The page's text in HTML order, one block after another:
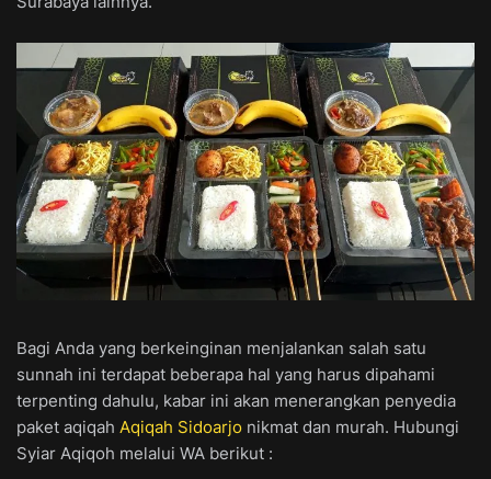
Bagi Anda yang berkeinginan menjalankan salah satu
sunnah ini terdapat beberapa hal yang harus dipahami
terpenting dahulu, kabar ini akan menerangkan penyedia
paket aqiqah Aqiqah Sidoarjo nikmat dan murah. Hubungi
Syiar Aqiqoh melalui WA berikut :